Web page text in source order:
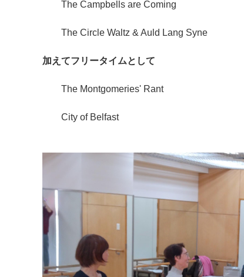
The Campbells are Coming
The Circle Waltz & Auld Lang Syne
加えてフリータイムとして
The Montgomeries' Rant
City of Belfast